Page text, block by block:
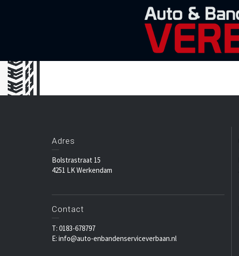
Adres
Bolstrastraat 15
4251 LK Werkendam
Contact
T: 0183-678797
E: info@auto-enbandenserviceverbaan.nl